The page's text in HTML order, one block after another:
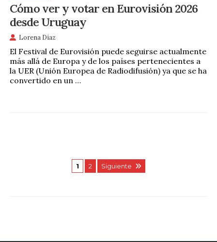
Cómo ver y votar en Eurovisión 2026
desde Uruguay
Lorena Díaz
El Festival de Eurovisión puede seguirse actualmente
más allá de Europa y de los países pertenecientes a
la UER (Unión Europea de Radiodifusión) ya que se ha
convertido en un …
1 2 Siguiente